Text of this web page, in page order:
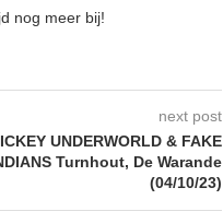
nog meer bij!
next post
UNDERWORLD & FAKE
Turnhout, De Warande
(04/10/23)